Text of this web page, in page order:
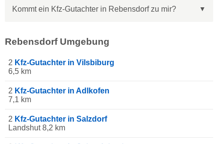
Kommt ein Kfz-Gutachter in Rebensdorf zu mir?
Rebensdorf Umgebung
2 Kfz-Gutachter in Vilsbiburg
6,5 km
2 Kfz-Gutachter in Adlkofen
7,1 km
2 Kfz-Gutachter in Salzdorf
Landshut 8,2 km